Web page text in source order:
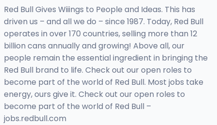
Red Bull Gives Wiiings to People and Ideas. This has
driven us – and all we do – since 1987. Today, Red Bull
operates in over 170 countries, selling more than 12
billion cans annually and growing! Above all, our
people remain the essential ingredient in bringing the
Red Bull brand to life. Check out our open roles to
become part of the world of Red Bull. Most jobs take
energy, ours give it. Check out our open roles to
become part of the world of Red Bull –
jobs.redbull.com